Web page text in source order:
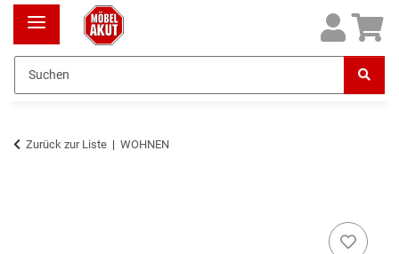
Zurück zur Liste WOHNEN